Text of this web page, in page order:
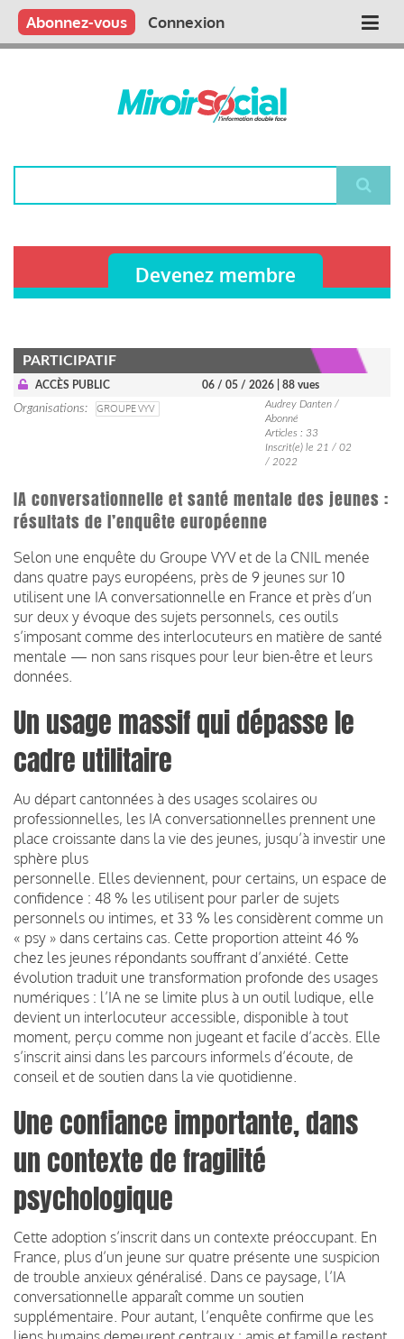
Aller
contenu
Main
Qui sommes nous ?
Vous publiez
Nous publions
Contactez-nous
Abonnez-vous Connexion
Devenez membre
PARTICIPATIF
ACCÈS PUBLIC 06 / 05 / 2026 | 88 vues
Organisations GROUPE VYV
Audrey Danten /
Abonné
Articles : 33
Inscrit(e) le 21 / 02
/ 2022
IA conversationnelle et santé mentale des jeunes :
résultats de l’enquête européenne
Selon une enquête du Groupe VYV et de la CNIL menée
dans quatre pays européens, près de 9 jeunes sur 10
utilisent une IA conversationnelle en France et près d’un
sur deux y évoque des sujets personnels, ces outils
s’imposant comme des interlocuteurs en matière de santé
mentale — non sans risques pour leur bien-être et leurs
données.
Un usage massif qui dépasse le
cadre utilitaire
Au départ cantonnées à des usages scolaires ou
professionnelles, les IA conversationnelles prennent une
place croissante dans la vie des jeunes, jusqu’à investir une
sphère plus
personnelle. Elles deviennent, pour certains, un espace de
confidence : 48 % les utilisent pour parler de sujets
personnels ou intimes, et 33 % les considèrent comme un
« psy » dans certains cas. Cette proportion atteint 46 %
chez les jeunes répondants souffrant d’anxiété. Cette
évolution traduit une transformation profonde des usages
numériques : l’IA ne se limite plus à un outil ludique, elle
devient un interlocuteur accessible, disponible à tout
moment, perçu comme non jugeant et facile d’accès. Elle
s’inscrit ainsi dans les parcours informels d’écoute, de
conseil et de soutien dans la vie quotidienne.
Une confiance importante, dans
un contexte de fragilité
psychologique
Cette adoption s’inscrit dans un contexte préoccupant. En
France, plus d’un jeune sur quatre présente une suspicion
de trouble anxieux généralisé. Dans ce paysage, l’IA
conversationnelle apparaît comme un soutien
supplémentaire. Pour autant, l’enquête confirme que les